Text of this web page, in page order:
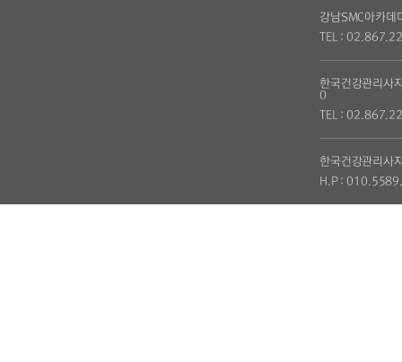
강남SMC아카데
TEL :
한국건강관리사
0
TEL :
한국건강관리사
H.P :